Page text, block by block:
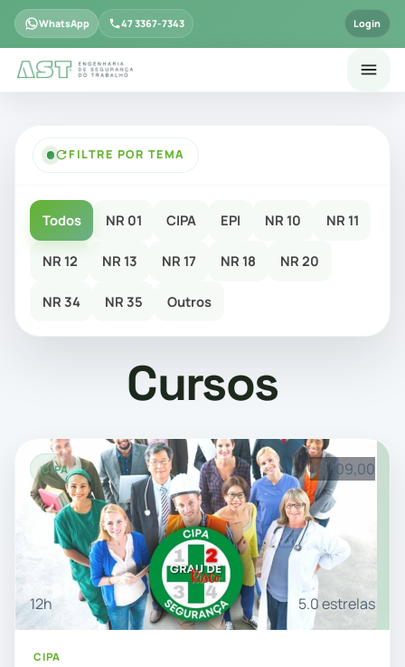
WhatsApp 47 3367-7343 Login
FILTRE POR TEMA
Todos NR 01 CIPA EPI NR 10 NR 11
NR 12 NR 13 NR 17 NR 18 NR 20
NR 34 NR 35 Outros
Cursos
CIPA R$ 109,00
12h 5.0 estrelas
CIPA